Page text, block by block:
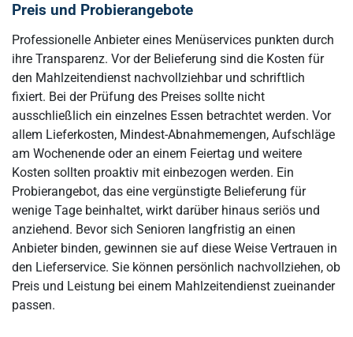
Preis und Probierangebote
Professionelle Anbieter eines Menüservices punkten durch
ihre Transparenz. Vor der Belieferung sind die Kosten für
den Mahlzeitendienst nachvollziehbar und schriftlich
fixiert. Bei der Prüfung des Preises sollte nicht
ausschließlich ein einzelnes Essen betrachtet werden. Vor
allem Lieferkosten, Mindest-Abnahmemengen, Aufschläge
am Wochenende oder an einem Feiertag und weitere
Kosten sollten proaktiv mit einbezogen werden. Ein
Probierangebot, das eine vergünstigte Belieferung für
wenige Tage beinhaltet, wirkt darüber hinaus seriös und
anziehend. Bevor sich Senioren langfristig an einen
Anbieter binden, gewinnen sie auf diese Weise Vertrauen in
den Lieferservice. Sie können persönlich nachvollziehen, ob
Preis und Leistung bei einem Mahlzeitendienst zueinander
passen.